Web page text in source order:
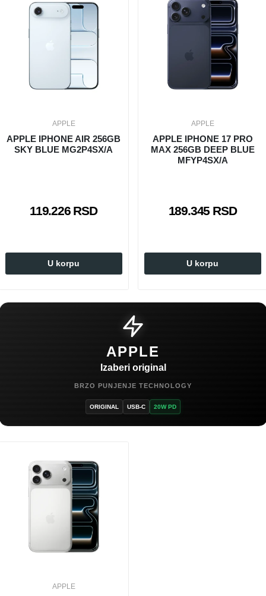
APPLE
APPLE IPHONE AIR 256GB
SKY BLUE MG2P4SX/A
119.226 RSD
U korpu
APPLE
APPLE IPHONE 17 PRO
MAX 256GB DEEP BLUE
MFYP4SX/A
189.345 RSD
U korpu
APPLE
Izaberi original
BRZO PUNJENJE TECHNOLOGY
ORIGINAL USB-C 20W PD
APPLE